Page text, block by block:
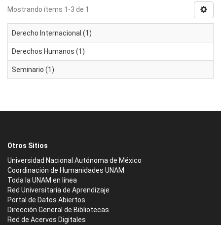
Mostrando ítems 1-3 de 1
Derecho Internacional (1)
Derechos Humanos (1)
Seminario (1)
Otros Sitios
Universidad Nacional Autónoma de México
Coordinación de Humanidades UNAM
Toda la UNAM en línea
Red Universitaria de Aprendizaje
Portal de Datos Abiertos
Dirección General de Bibliotecas
Red de Acervos Digitales